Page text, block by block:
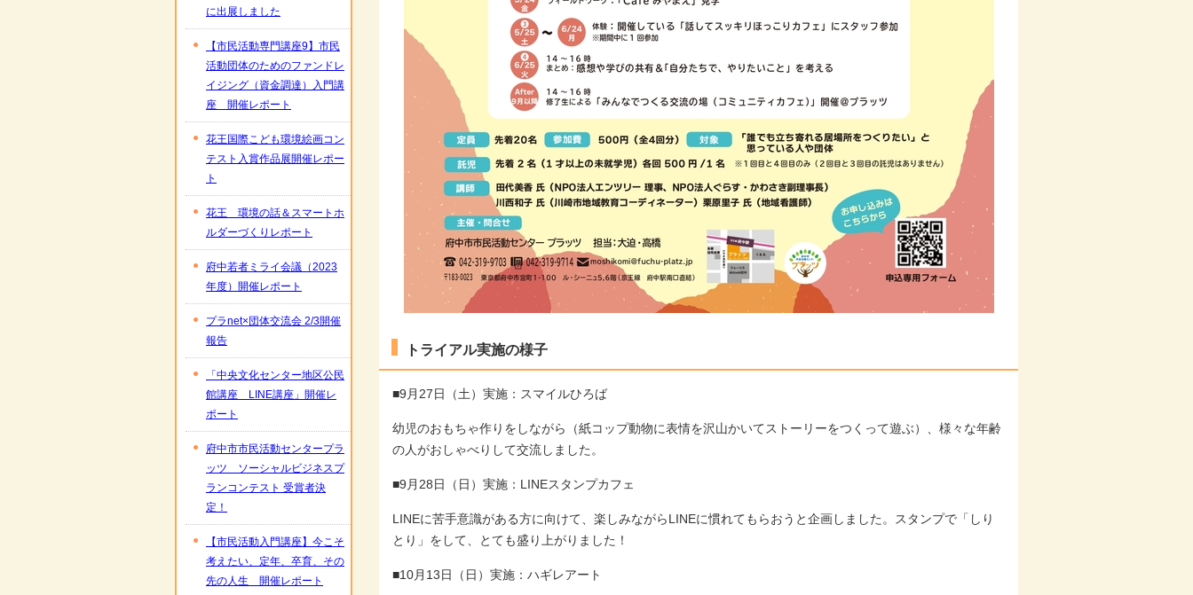
トライアル実施の様子
■9月27日（土）実施：スマイルひろば
幼児のおもちゃ作りをしながら（紙コップ動物に表情を沢山かいてストーリーをつくって遊ぶ）、様々な年齢
の人がおしゃべりして交流しました。
■9月28日（日）実施：LINEスタンプカフェ
LINEに苦手意識がある方に向けて、楽しみながらLINEに慣れてもらおうと企画しました。スタンプで「しり
とり」をして、とても盛り上がりました！
■10月13日（日）実施：ハギレアート
に出展しました
【市民活動専門講座9】市民
活動団体のためのファンドレ
イジング（資金調達）入門講
座 開催レポート
花王国際こども環境絵画コン
テスト入賞作品展開催レポー
ト
花王 環境の話＆スマートホ
ルダーづくりレポート
府中若者ミライ会議（2023
年度）開催レポート
プラnet×団体交流会 2/3開催
報告
「中央文化センター地区公民
館講座 LINE講座」開催レ
ポート
府中市市民活動センタープラ
ッツ ソーシャルビジネスプ
ランコンテスト 受賞者決
定！
【市民活動入門講座】今こそ
考えたい、定年、卒育、その
先の人生 開催レポート